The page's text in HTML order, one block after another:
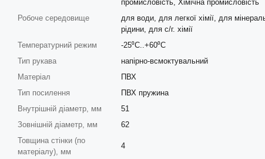
промисловість, Хімічна промисловість
Робоче середовище
для води, для легкої хімії, для
рідини, для с/г. хімії
Температурний режим
-25⁰С..+60⁰С
Тип рукава
напірно-всмоктувальний
Матеріал
ПВХ
Тип посилення
ПВХ пружина
Внутрішній діаметр, мм
51
Зовнішній діаметр, мм
62
Товщина стінки (по
матеріалу), мм
4